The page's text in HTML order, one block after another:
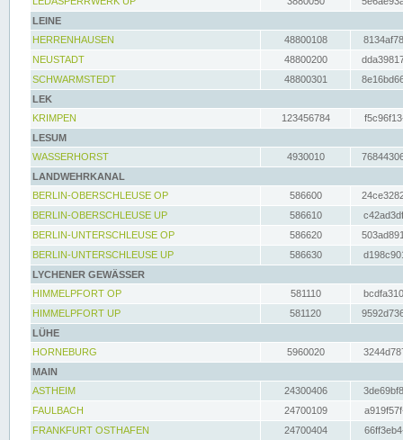
LEINE
HERRENHAUSEN
48800108
NEUSTADT
48800200
SCHWARMSTEDT
48800301
LEK
KRIMPEN
123456784
LESUM
WASSERHORST
4930010
LANDWEHRKANAL
BERLIN-OBERSCHLEUSE OP
586600
BERLIN-OBERSCHLEUSE UP
586610
BERLIN-UNTERSCHLEUSE OP
586620
BERLIN-UNTERSCHLEUSE UP
586630
LYCHENER GEWÄSSER
HIMMELPFORT OP
581110
HIMMELPFORT UP
581120
LÜHE
HORNEBURG
5960020
MAIN
ASTHEIM
24300406
FAULBACH
24700109
FRANKFURT OSTHAFEN
24700404